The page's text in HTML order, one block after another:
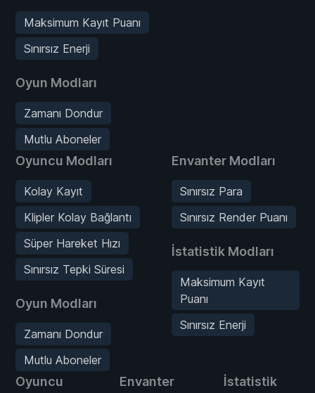
Maksimum Kayıt Puanı
Sınırsız Enerji
Oyun Modları
Zamanı Dondur
Mutlu Aboneler
Oyuncu Modları
Kolay Kayıt
Klipler Kolay Bağlantı
Süper Hareket Hızı
Sınırsız Tepki Süresi
Oyun Modları
Zamanı Dondur
Mutlu Aboneler
Envanter Modları
Sınırsız Para
Sınırsız Render Puanı
İstatistik Modları
Maksimum Kayıt
Puanı
Sınırsız Enerji
Oyuncu
Envanter
İstatistik